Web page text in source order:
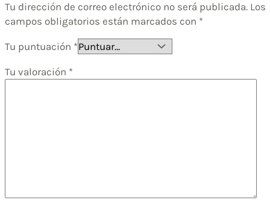
Tu dirección de correo electrónico no será publicada. Los
campos obligatorios están marcados con *
Tu puntuación *
Tu valoración *